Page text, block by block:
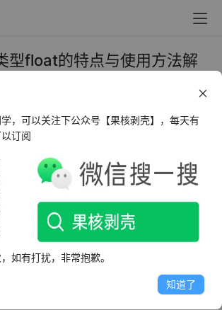
型float的特点与使用方法解
10:29 • 教程
点型数据类型float是一种用于表示小数
型。它具有灵活的浮点小数点位置，可适
围。本文将介绍float数据类型的特点，
间、表示范围、特殊值等，并分享使用
种常见方法。
字节（64位）的内存空间，可表示大约16
，可以关注下公众号【果核剥壳】，每天有
订阅
如有打扰，非常抱歉。
知道了